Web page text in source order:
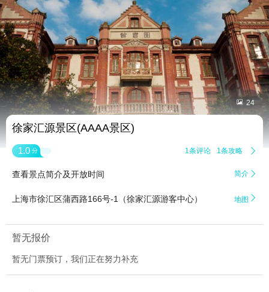
 24
徐家汇源景区(AAAA景区)
1.0 分 1条评论 1条攻略 
查看景点简介及开放时间 简介 
上海市徐汇区蒲西路166号-1（徐家汇源游客中心） 地图 
暂无报价
暂无门票预订，我们正在努力补充
